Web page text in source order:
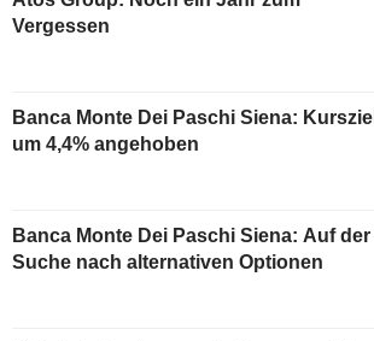
Vergessen
Banca Monte Dei Paschi Siena: Kursziel
um 4,4% angehoben
Banca Monte Dei Paschi Siena: Auf der
Suche nach alternativen Optionen